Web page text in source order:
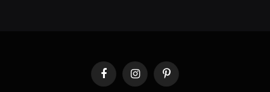
FacebookInstagramPinterest